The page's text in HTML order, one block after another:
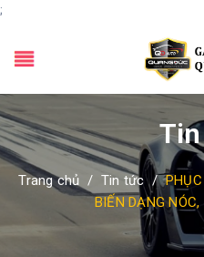
;
Trang chủ / Tin tức /
BIẾN DẠNG